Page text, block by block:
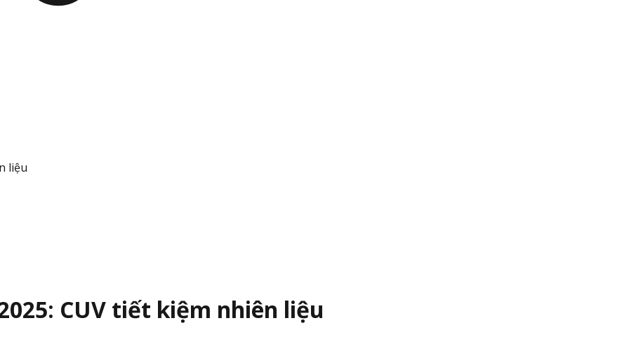
liệu
CUV tiết kiệm nhiên liệu